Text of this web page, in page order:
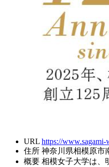
URL https://www.sagami-
住所 神奈川県相模原市
概要 相模女子大学は、